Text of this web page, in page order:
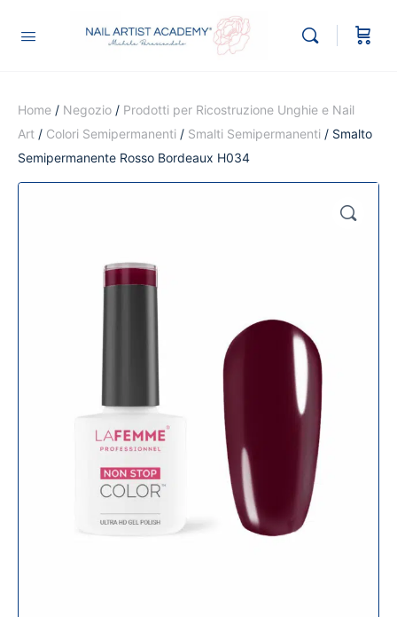
Home / Negozio / Prodotti per Ricostruzione Unghie e Nail
Art / Colori Semipermanenti / Smalti Semipermanenti / Smalto
Semipermanente Rosso Bordeaux H034
🔍